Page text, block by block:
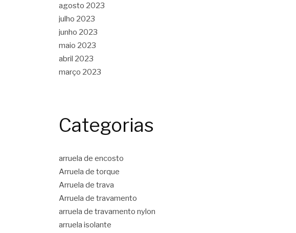
agosto 2023
julho 2023
junho 2023
maio 2023
abril 2023
março 2023
Categorias
arruela de encosto
Arruela de torque
Arruela de trava
Arruela de travamento
arruela de travamento nylon
arruela isolante